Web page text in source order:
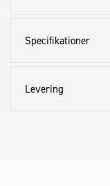
Specifikationer
Levering